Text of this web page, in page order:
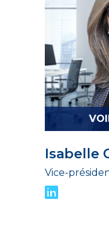
Isabelle
Vice-